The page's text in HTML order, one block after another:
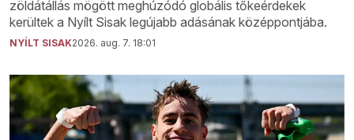
zöldátállás mögött meghúzódó globális tőkeérdekek
kerültek a Nyílt Sisak legújabb adásának középpontjába.
NYÍLT SISAK2026. aug. 7. 18:01